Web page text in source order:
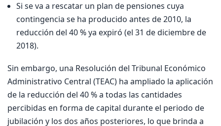
Si se va a rescatar un plan de pensiones cuya
contingencia se ha producido antes de 2010, la
reducción del 40 % ya expiró (el 31 de diciembre de
2018).
Sin embargo, una Resolución del Tribunal Económico
Administrativo Central (TEAC) ha ampliado la aplicación
de la reducción del 40 % a todas las cantidades
percibidas en forma de capital durante el periodo de
jubilación y los dos años posteriores, lo que brinda a